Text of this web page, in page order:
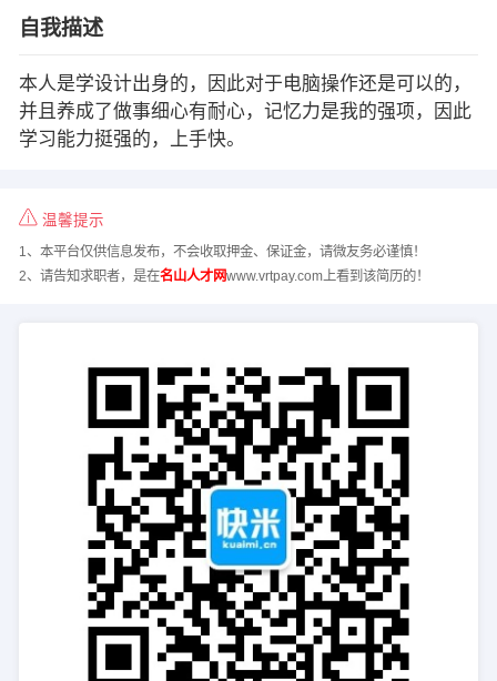
自我描述
本人是学设计出身的，因此对于电脑操作还是可以的，
并且养成了做事细心有耐心，记忆力是我的强项，因此
学习能力挺强的，上手快。
温馨提示
1、本平台仅供信息发布，不会收取押金、保证金，请微友务必谨慎！
2、请告知求职者，是在名山人才网www.vrtpay.com上看到该简历的！